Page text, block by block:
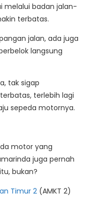
melalui badan jalan-
terbatas.
jalan, ada juga
langsung
tak sigap
terlebih lagi
sepeda motornya.
motor yang
juga pernah
bukan?
Timur 2 (AMKT 2)